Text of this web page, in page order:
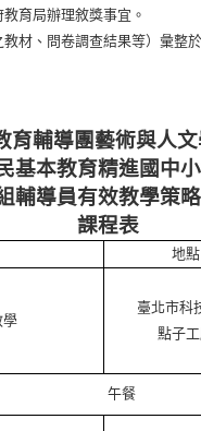
育局辦理敘獎事宜。
材、問卷調查結果等）彙整
育輔導團藝術與人
基本教育精進國中
輔導員有效教學策
課程表
地點
學
臺北市科
點子
午餐